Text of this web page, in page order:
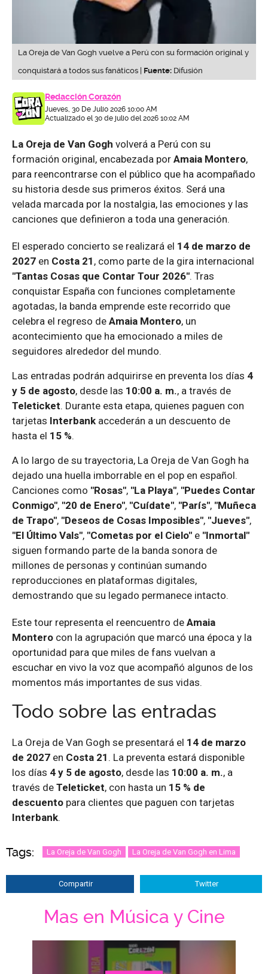
La Oreja de Van Gogh vuelve a Perú con su formación original y
conquistará a todos sus fanáticos | Fuente: Difusión
Redacción Corazón
Jueves, 30 De Julio 2026 10:00 AM
Actualizado el 30 de julio del 2026 10:02 AM
La Oreja de Van Gogh volverá a Perú con su
formación original, encabezada por Amaia Montero,
para reencontrarse con el público que ha acompañado
su historia desde sus primeros éxitos. Será una
velada marcada por la nostalgia, las emociones y las
canciones que definieron a toda una generación.
El esperado concierto se realizará el 14 de marzo de
2027 en Costa 21 , como parte de la gira internacional
"Tantas Cosas que Contar Tour 2026". Tras
conquistar España con funciones completamente
agotadas, la banda emprende este recorrido que
celebra el regreso de Amaia Montero, un
acontecimiento que ha emocionado a miles de
seguidores alrededor del mundo.
Las entradas podrán adquirirse en preventa los días 4
y 5 de agosto, desde las 10:00 a. m., a través de
Teleticket. Durante esta etapa, quienes paguen con
tarjetas Interbank accederán a un descuento de
hasta el 15 %.
A lo largo de su trayectoria, La Oreja de Van Gogh ha
dejado una huella imborrable en el pop en español.
Canciones como "Rosas", "La Playa", "Puedes Contar
Conmigo", "20 de Enero", "Cuídate", "París", "Muñeca
de Trapo", "Deseos de Cosas Imposibles", "Jueves",
"El Último Vals", "Cometas por el Cielo" e "Inmortal"
siguen formando parte de la banda sonora de
millones de personas y continúan sumando
reproducciones en plataformas digitales,
demostrando que su legado permanece intacto.
Este tour representa el reencuentro de Amaia
Montero con la agrupación que marcó una época y la
oportunidad para que miles de fans vuelvan a
escuchar en vivo la voz que acompañó algunos de los
momentos más importantes de sus vidas.
Todo sobre las entradas
La Oreja de Van Gogh se presentará el 14 de marzo
de 2027 en Costa 21 . La preventa estará disponible
los días 4 y 5 de agosto, desde las 10:00 a. m., a
través de Teleticket, con hasta un 15 % de
descuento para clientes que paguen con tarjetas
Interbank.
Tags: La Oreja de Van Gogh La Oreja de Van Gogh en Lima
Compartir Twitter
Mas en Música y Cine